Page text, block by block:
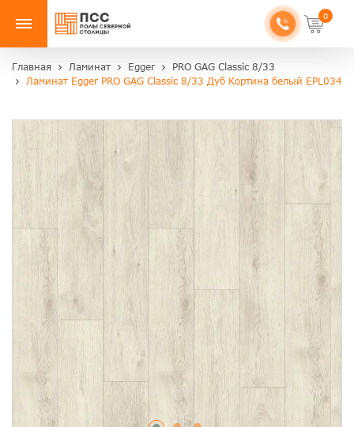
0
Главная Ламинат Egger
PRO GAG Classic 8/33
Ламинат Egger PRO GAG Classic 8/33 Дуб Кортина белый EPL034